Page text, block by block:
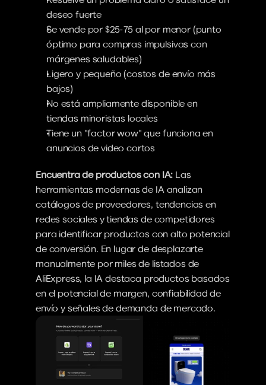
deseo fuerte
Se vende por $25-75 al por menor (punto
óptimo para compras impulsivas con
márgenes saludables)
Ligero y pequeño (costos de envío más
bajos)
No está ampliamente disponible en
tiendas minoristas locales
Tiene un "factor wow" que funciona en
anuncios de video cortos
Encuentra de productos con IA: Las
herramientas modernas de IA analizan
catálogos de proveedores, tendencias en
redes sociales y tiendas de competidores
para identificar productos con alto potencial
de conversión. En lugar de desplazarte
manualmente por miles de listados de
AliExpress, la IA destaca productos basados
en el potencial de margen, confiabilidad de
envío y señales de demanda de mercado.